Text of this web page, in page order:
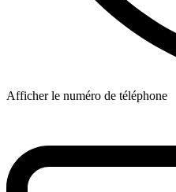
Afficher le numéro de téléphone